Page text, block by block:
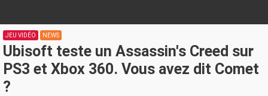
JEU VIDÉO NEWS
Ubisoft teste un Assassin's Creed sur
PS3 et Xbox 360. Vous avez dit Comet
?